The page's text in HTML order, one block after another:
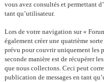
vous avez consultés et permettant
tant qu’utilisateur.
Lors de votre navigation sur «
également créer une quatrième
prévu pour couvrir uniquement les
seconde manière est de récupérer
que nous collectons. Ceci peut
publication de messages en tant